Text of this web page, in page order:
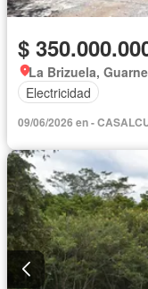
$
La Brizuela, Guarne
Electricidad
09/06/2026 en -